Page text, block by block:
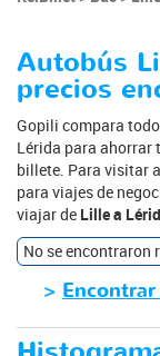
Autobús
precios
Gopili compara
Lérida para ahorrar
billete. Para visitar
para viajes de
viajar de Lille a
No se encontraron
>